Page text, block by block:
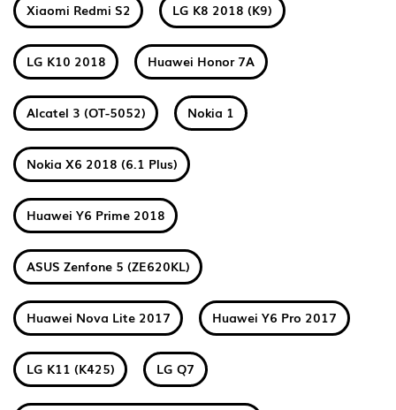
Xiaomi Redmi S2 LG K8 2018 (K9)
LG K10 2018 Huawei Honor 7A
Alcatel 3 (OT-5052) Nokia 1
Nokia X6 2018 (6.1 Plus)
Huawei Y6 Prime 2018
ASUS Zenfone 5 (ZE620KL)
Huawei Nova Lite 2017 Huawei Y6 Pro 2017
LG K11 (K425) LG Q7